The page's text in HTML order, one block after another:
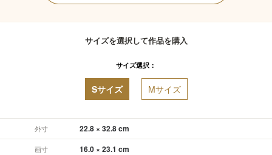
サイズを選択して作品を購入
サイズ選択：
Sサイズ Mサイズ
外寸 22.8 × 32.8 cm
画寸 16.0 × 23.1 cm